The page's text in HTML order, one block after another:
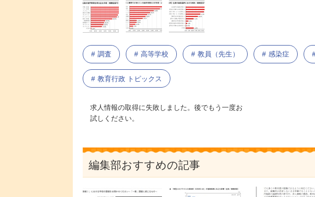
調査 高等学校 教員（先生） 感染症
教育行政 トピックス
求人情報の取得に失敗しました。後でもう一度お
試しください。
編集部おすすめの記事